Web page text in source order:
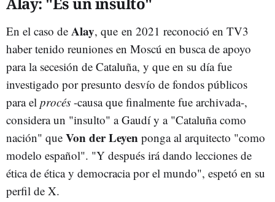
En el caso de Alay, que en 2021 reconoció en TV3
haber tenido reuniones en Moscú en busca de apoyo
para la secesión de Cataluña, y que en su día fue
investigado por presunto desvío de fondos públicos
para el procés -causa que finalmente fue archivada-,
considera un "insulto" a Gaudí y a "Cataluña como
nación" que Von der Leyen ponga al arquitecto "como
modelo español". "Y después irá dando lecciones de
ética de ética y democracia por el mundo", espetó en su
perfil de X.